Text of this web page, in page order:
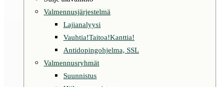
Valmennusjärjestelmä
Lajianalyysi
Vauhtia!Taitoa!Kanttia!
Antidopingohjelma, SSL
Valmennusryhmät
Suunnistus